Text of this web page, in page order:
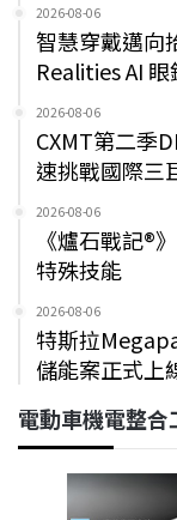
2026-08-06
智慧穿戴邁向
Realities AI
2026-08-06
CXMT第二季
速挑戰國際三
2026-08-06
《爐石戰記®
特殊技能
2026-08-06
特斯拉
儲能案正式上
電動車機電整合